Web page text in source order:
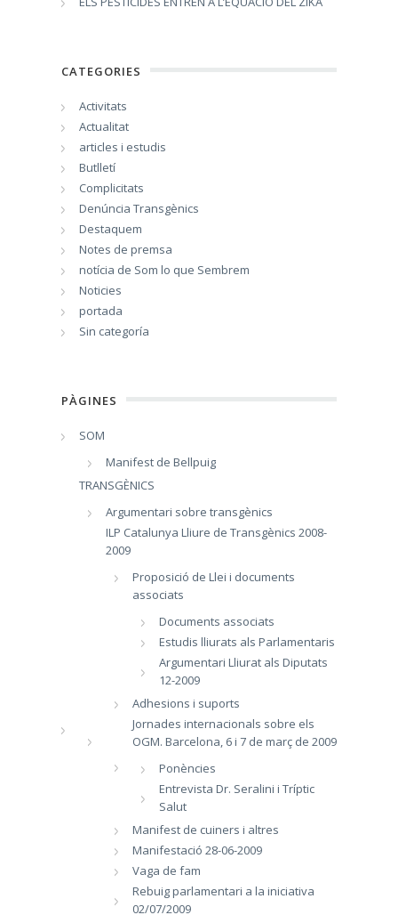
CATEGORIES
Activitats
Actualitat
articles i estudis
Butlletí
Complicitats
Denúncia Transgènics
Destaquem
Notes de premsa
notícia de Som lo que Sembrem
Noticies
portada
Sin categoría
PÀGINES
SOM
Manifest de Bellpuig
TRANSGÈNICS
Argumentari sobre transgènics
ILP Catalunya Lliure de Transgènics 2008-
2009
Proposició de Llei i documents
associats
Documents associats
Estudis lliurats als Parlamentaris
Argumentari Lliurat als Diputats
12-2009
Adhesions i suports
Jornades internacionals sobre els
OGM. Barcelona, 6 i 7 de març de 2009
Ponències
Entrevista Dr. Seralini i Tríptic
Salut
Manifest de cuiners i altres
Manifestació 28-06-2009
Vaga de fam
Rebuig parlamentari a la iniciativa
02/07/2009